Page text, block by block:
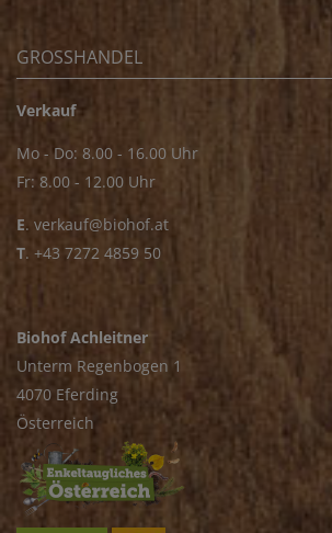
GROSSHANDEL
Verkauf
Mo - Do: 8.00 - 16.00 Uhr
Fr: 8.00 - 12.00 Uhr
E. verkauf@biohof.at
T. +43 7272 4859 50
Biohof Achleitner
Unterm Regenbogen 1
4070 Eferding
Österreich